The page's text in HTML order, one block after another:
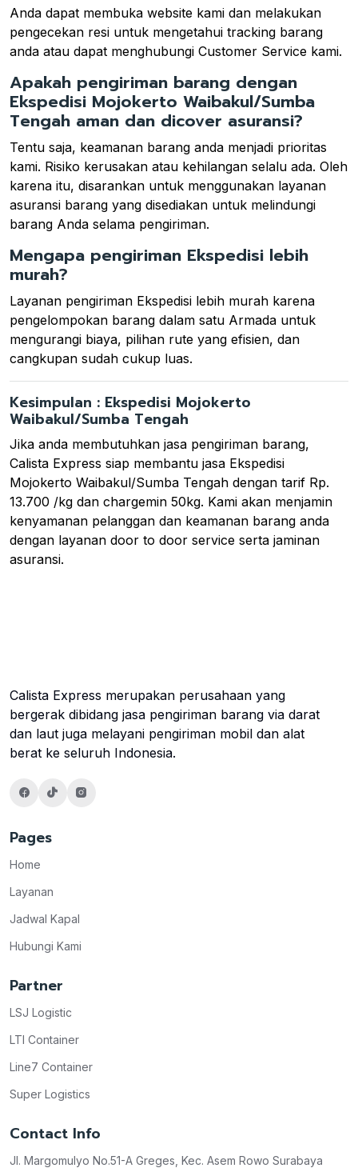
Anda dapat membuka website kami dan melakukan
pengecekan resi untuk mengetahui tracking barang
anda atau dapat menghubungi Customer Service kami.
Apakah pengiriman barang dengan
Ekspedisi Mojokerto Waibakul/Sumba
Tengah aman dan dicover asuransi?
Tentu saja, keamanan barang anda menjadi prioritas
kami. Risiko kerusakan atau kehilangan selalu ada. Oleh
karena itu, disarankan untuk menggunakan layanan
asuransi barang yang disediakan untuk melindungi
barang Anda selama pengiriman.
Mengapa pengiriman Ekspedisi lebih
murah?
Layanan pengiriman Ekspedisi lebih murah karena
pengelompokan barang dalam satu Armada untuk
mengurangi biaya, pilihan rute yang efisien, dan
cangkupan sudah cukup luas.
Kesimpulan : Ekspedisi Mojokerto
Waibakul/Sumba Tengah
Jika anda membutuhkan jasa pengiriman barang,
Calista Express siap membantu jasa Ekspedisi
Mojokerto Waibakul/Sumba Tengah dengan tarif Rp.
13.700 /kg dan chargemin 50kg. Kami akan menjamin
kenyamanan pelanggan dan keamanan barang anda
dengan layanan door to door service serta jaminan
asuransi.
Calista Express merupakan perusahaan yang
bergerak dibidang jasa pengiriman barang via darat
dan laut juga melayani pengiriman mobil dan alat
berat ke seluruh Indonesia.
Pages
Home
Layanan
Jadwal Kapal
Hubungi Kami
Partner
LSJ Logistic
LTI Container
Line7 Container
Super Logistics
Contact Info
Jl. Margomulyo No.51-A Greges, Kec. Asem Rowo Surabaya